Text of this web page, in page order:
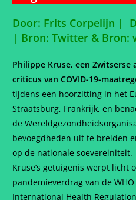
Door: Frits Corpelijn |
| Bron: Twitter & Bron:
Philippe Kruse, een
criticus van COVID-19-
tijdens een hoorzitting in het
Straatsburg, Frankrijk, en
de
bevoegdheden uit te breiden
op de nationale soevereiniteit.
Kruse’s getuigenis werpt licht
pandemieverdrag van de
International Health